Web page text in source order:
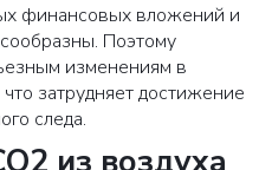
финансовых вложений и
Поэтому
изменениям в
затрудняет достижение
следа.